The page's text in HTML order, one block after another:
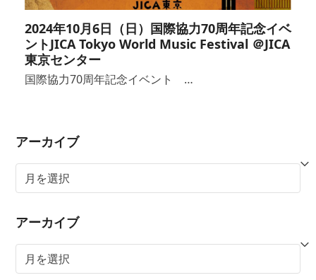
2024年10月6日（日）国際協力70周年記念イベ
ントJICA Tokyo World Music Festival ＠JICA
東京センター
国際協力70周年記念イベント …
アーカイブ
ー
イ
アーカイブ
ー